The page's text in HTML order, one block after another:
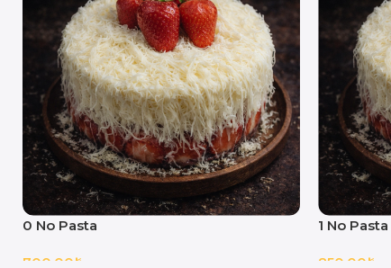
0 No Pasta
700.00₺
1 No Pasta
850.00₺